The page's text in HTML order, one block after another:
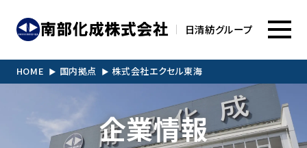
日清紡グループ
HOME 国内拠点 株式会社エクセル東海
企業情報